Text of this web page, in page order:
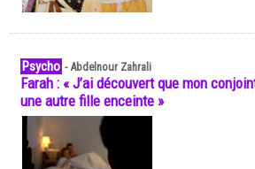
Psycho -Abdelnour Zahrali
Farah : « J’ai découvert que mon
une autre fille enceinte »